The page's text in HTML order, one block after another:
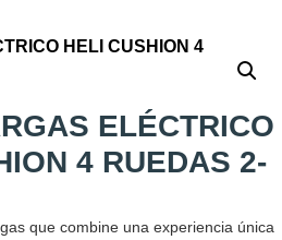
ELÉCTRICO
4 RUEDAS 2-
que combine una experiencia única